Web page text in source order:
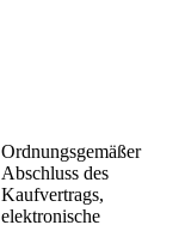
Ordnungsgemäßer
Abschluss des
Kaufvertrags,
elektronische